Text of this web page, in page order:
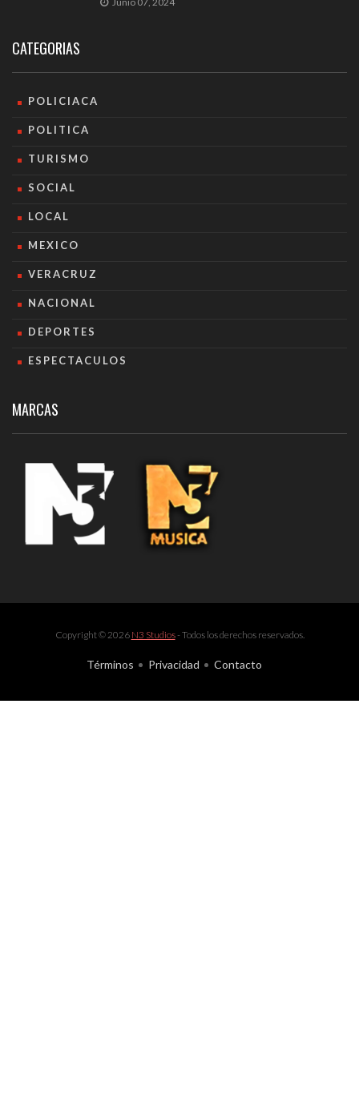
CATEGORIAS
POLICIACA
POLITICA
TURISMO
SOCIAL
LOCAL
MEXICO
VERACRUZ
NACIONAL
DEPORTES
ESPECTACULOS
MARCAS
Copyright © 2026 N3 Studios- Todos los derechos reservados.
Términos Privacidad Contacto